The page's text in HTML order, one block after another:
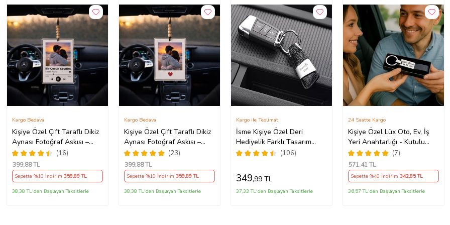
Kişiye Özel Çift Taraflı Dikiz
Aynası Fotoğraf Askısı –
Şarkılı Tasarım Araç Süsü
(16)
Kargo Bedava
399,88 TL
Sepette %10 İndirim 359,89 TL
38,38 TL'den Başlayan Taksitlerle
Kişiye Özel Çift Taraflı Dikiz
Aynası Fotoğraf Askısı –
Kalp Tasarımlı Araç Süsü
(23)
Kargo Bedava
399,88 TL
Sepette %10 İndirim 359,89 TL
38,38 TL'den Başlayan Taksitlerle
İsme Kişiye Özel Deri
Hediyelik Farklı Tasarım
Mıknatıslı Ev Araba
(106)
Kargo ile Teslimat
349,99 TL
37,33 TL'den Başlayan Taksitlerle
Kişiye Özel Lüx Oto, Ev, İş
Yeri Anahtarlığı - Kutulu
Hediye Paketinde
(7)
24 Saatte Kargo
571,41 TL
Sepette %40 İndirim 342,85 TL
36,57 TL'den Başlayan Taksitlerle